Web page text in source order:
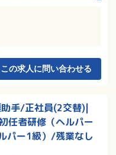
連資格のない方もご相
やすい福利厚生が充実！
この求人に問い合わせる
助手/正社員(2交替)|
任者研修（ヘルパー
パー1級）/残業なし